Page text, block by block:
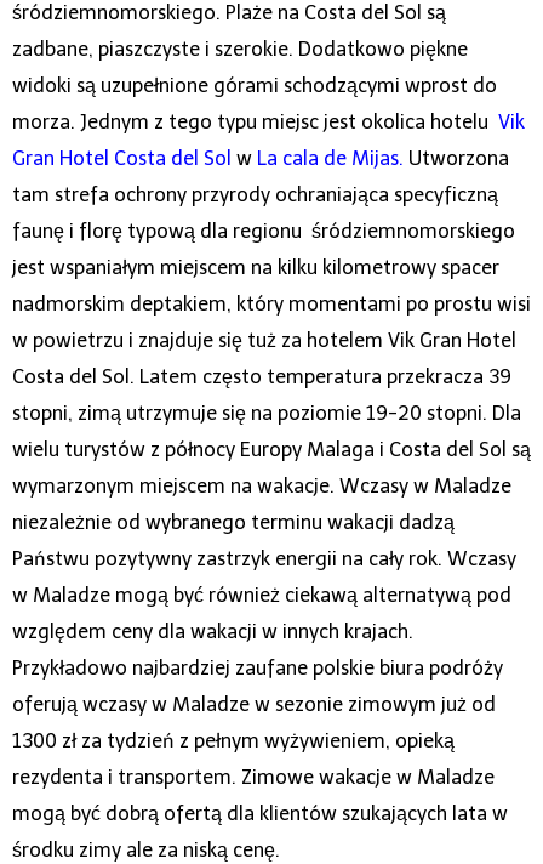
śródziemnomorskiego. Plaże na Costa del Sol są
zadbane, piaszczyste i szerokie. Dodatkowo piękne
widoki są uzupełnione górami schodzącymi wprost do
morza. Jednym z tego typu miejsc jest okolica hotelu Vik
Gran Hotel Costa del Sol w La cala de Mijas. Utworzona
tam strefa ochrony przyrody ochraniająca specyficzną
faunę i florę typową dla regionu śródziemnomorskiego
jest wspaniałym miejscem na kilku kilometrowy spacer
nadmorskim deptakiem, który momentami po prostu wisi
w powietrzu i znajduje się tuż za hotelem Vik Gran Hotel
Costa del Sol. Latem często temperatura przekracza 39
stopni, zimą utrzymuje się na poziomie 19-20 stopni. Dla
wielu turystów z północy Europy Malaga i Costa del Sol są
wymarzonym miejscem na wakacje. Wczasy w Maladze
niezależnie od wybranego terminu wakacji dadzą
Państwu pozytywny zastrzyk energii na cały rok. Wczasy
w Maladze mogą być również ciekawą alternatywą pod
względem ceny dla wakacji w innych krajach.
Przykładowo najbardziej zaufane polskie biura podróży
oferują wczasy w Maladze w sezonie zimowym już od
1300 zł za tydzień z pełnym wyżywieniem, opieką
rezydenta i transportem. Zimowe wakacje w Maladze
mogą być dobrą ofertą dla klientów szukających lata w
środku zimy ale za niską cenę.